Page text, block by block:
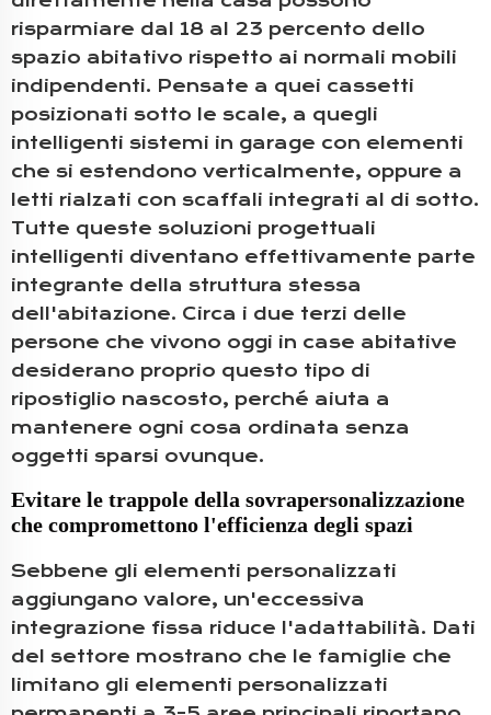
risparmiare dal 18 al 23 percento dello
spazio abitativo rispetto ai normali mobili
indipendenti. Pensate a quei cassetti
posizionati sotto le scale, a quegli
intelligenti sistemi in garage con elementi
che si estendono verticalmente, oppure a
letti rialzati con scaffali integrati al di sotto.
Tutte queste soluzioni progettuali
intelligenti diventano effettivamente parte
integrante della struttura stessa
dell'abitazione. Circa i due terzi delle
persone che vivono oggi in case abitative
desiderano proprio questo tipo di
ripostiglio nascosto, perché aiuta a
mantenere ogni cosa ordinata senza
oggetti sparsi ovunque.
Evitare le trappole della sovrapersonalizzazione
che compromettono l'efficienza degli spazi
Sebbene gli elementi personalizzati
aggiungano valore, un'eccessiva
integrazione fissa riduce l'adattabilità. Dati
del settore mostrano che le famiglie che
limitano gli elementi personalizzati